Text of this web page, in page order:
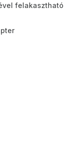
felakasztható